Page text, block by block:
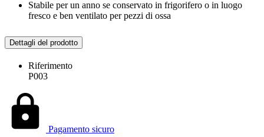
Stabile per un anno se conservato in frigorifero o in luogo
fresco e ben ventilato per pezzi di ossa
Dettagli del prodotto
Riferimento
P003
Pagamento sicuro